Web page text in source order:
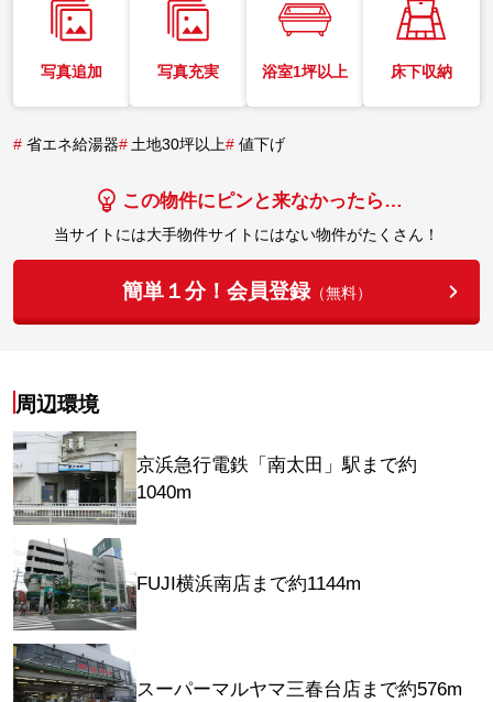
写真追加 写真充実 浴室1坪以上 床下収納
# 省エネ給湯器# 土地30坪以上# 値下げ
この物件にピンと来なかったら…
当サイトには大手物件サイトにはない物件がたくさん！
簡単１分！会員登録（無料）
周辺環境
京浜急行電鉄「南太田」駅まで約
1040m
FUJI横浜南店まで約1144m
スーパーマルヤマ三春台店まで約576m